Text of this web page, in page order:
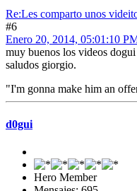
Re:Les comparto unos
#6
Enero 20, 2014, 05:01:10
muy buenos los videos
saludos giorgio.
"I'm gonna make him an
d0gui
Hero Member